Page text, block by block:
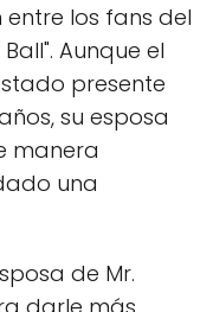
los fans del
Aunque el
presente
su esposa
manera
una
de Mr.